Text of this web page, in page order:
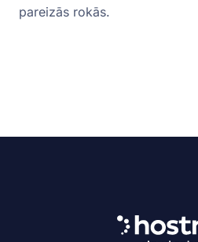
pareizās rokās.